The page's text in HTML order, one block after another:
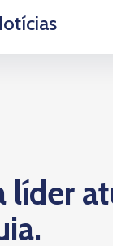
líder